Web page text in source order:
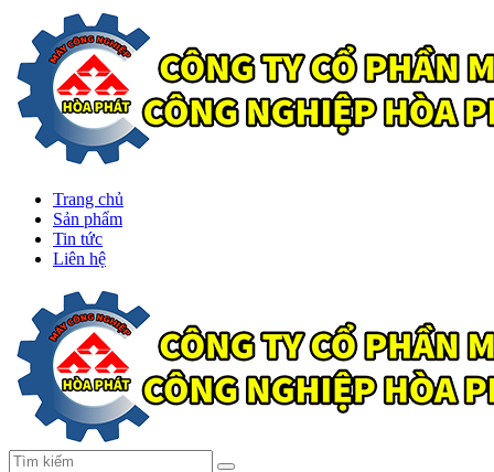
Trang chủ
Sản phẩm
Tin tức
Liên hệ